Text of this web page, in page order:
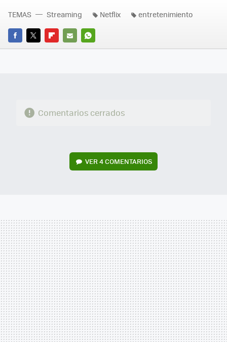
FACEBOOK
TWITTERFLIPBOARD
E-
WHATSAPP
TEMAS Streaming Netflix entretenimiento
Comentarios cerrados
VER4 COMENTARIOS